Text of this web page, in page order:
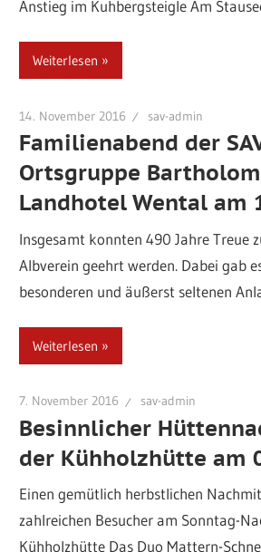
Anstieg im Kuhbergsteigle Am
Weiterlesen
14. November 2016 sav-admin
Familienabend der
Ortsgruppe
Landhotel Wental am
Insgesamt konnten 490 Jahre Treue
Albverein geehrt werden. Dabei gab
besonderen und äußerst seltenen
Weiterlesen
7. November 2016 sav-admin
Besinnlicher
der Kühholzhütte am
Einen gemütlich herbstlichen
zahlreichen Besucher am Sonntag-
Kühholzhütte Das Duo Mattern-